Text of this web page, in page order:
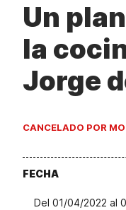
Un
la
Jorge
CANCELADO POR
FECHA
Del 01/04/2022 al